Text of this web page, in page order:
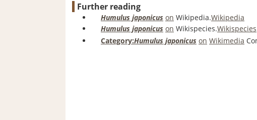
Further reading
Humulus japonicus on Wikipedia.Wikipedia
Humulus japonicus on Wikispecies.Wikispecies
Category:Humulus japonicus on Wikimedia